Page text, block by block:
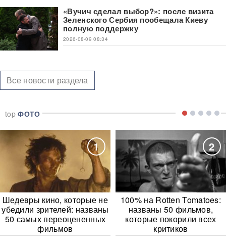
«Вучич сделал выбор?»: после визита
Зеленского Сербия пообещала Киеву
полную поддержку
2026-08-09 08:34
Все новости раздела
topФОТО
1
Шедевры кино, которые не
убедили зрителей: названы
50 самых переоцененных
фильмов
2
100% на Rotten Tomatoes:
названы 50 фильмов,
которые покорили всех
критиков